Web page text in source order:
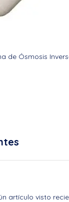
de Ósmosis
artículo visto